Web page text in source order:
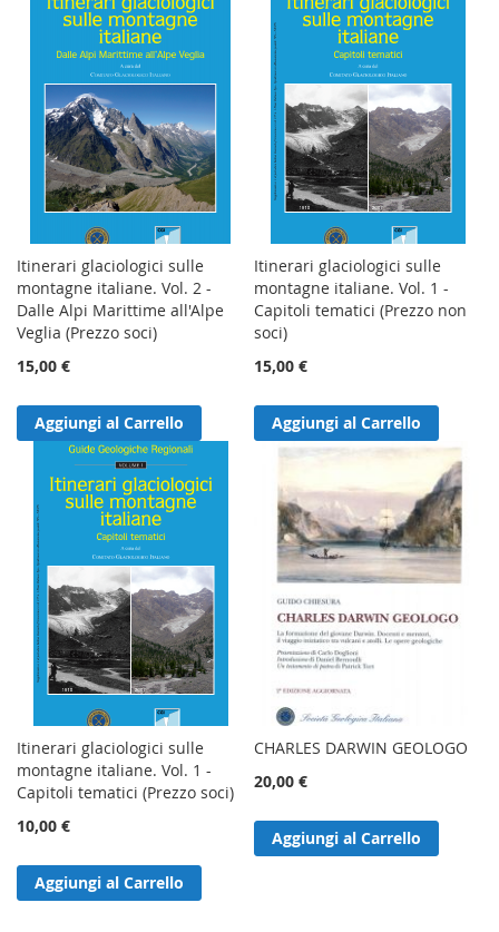
Itinerari glaciologici sulle
montagne italiane. Vol. 2 -
Dalle Alpi Marittime all'Alpe
Veglia (Prezzo soci)
15,00 €
Aggiungi al Carrello
Itinerari glaciologici sulle
montagne italiane. Vol. 1 -
Capitoli tematici (Prezzo non
soci)
15,00 €
Aggiungi al Carrello
Itinerari glaciologici sulle
montagne italiane. Vol. 1 -
Capitoli tematici (Prezzo soci)
10,00 €
Aggiungi al Carrello
CHARLES DARWIN GEOLOGO
20,00 €
Aggiungi al Carrello